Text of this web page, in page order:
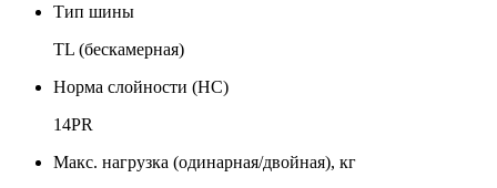
Тип шины
TL (бескамерная)
Норма слойности (НС)
14PR
Макс. нагрузка (одинарная/двойная), кг